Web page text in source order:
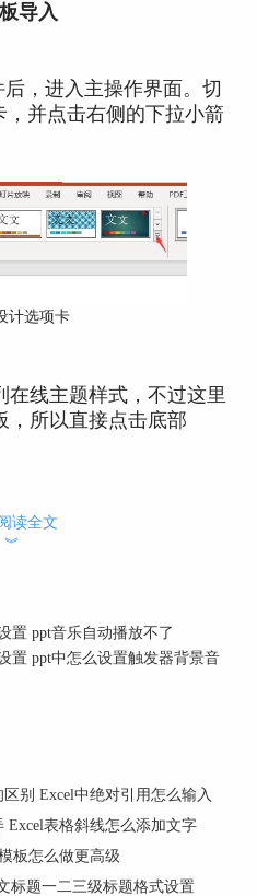
导入
，进入主操作界面。切
，并点击右侧的下拉小箭
计选项卡
在线主题样式，不过这里
，所以直接点击底部
前准备好的ppt模板，
读全文
︾
置 ppt音乐自动播放不了
置 ppt中怎么设置触发器背景音
别 Excel中绝对引用怎么输入
Excel表格斜线怎么添加文字
板怎么做更高级
标题一二三级标题格式设置